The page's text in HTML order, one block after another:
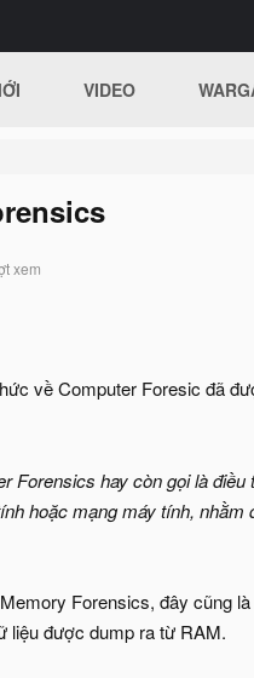
VIDEO
xem
về Computer Foresic đã
Forensics hay còn gọi là
hoặc mạng máy tính,
Forensics, đây cũng
liệu được dump ra từ RAM.